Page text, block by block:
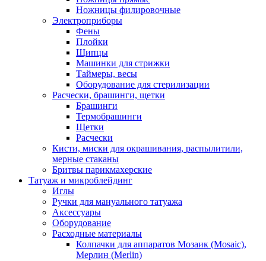
Ножницы филировочные
Электроприборы
Фены
Плойки
Щипцы
Машинки для стрижки
Таймеры, весы
Оборудование для стерилизации
Расчески, брашинги, щетки
Брашинги
Термобрашинги
Щетки
Расчески
Кисти, миски для окрашивания, распылитили,
мерные стаканы
Бритвы парикмахерские
Татуаж и микроблейдинг
Иглы
Ручки для мануального татуажа
Аксессуары
Оборудование
Расходные материалы
Колпачки для аппаратов Мозаик (Mosaic),
Мерлин (Merlin)